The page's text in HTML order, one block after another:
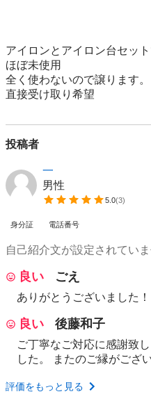
アイロンとアイロン台セット
ほぼ未使用
全く使わないので譲ります。
直接受け取り希望
投稿者
一
男性
5.0(3)
身分証 電話番号
自己紹介文が設定されてい
良い ごえ
ありがとうございました！
良い 後藤和子
ご丁寧なご対応に感謝致
した。 またのご縁がござ
評価をもっと見る